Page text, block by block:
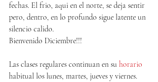
fechas. El frio, aqui en el norte, se deja sentir
pero, dentro, en lo profundo sigue latente un
silencio calido.
Bienvenido Diciembre!!!
Las clases regulares continuan en su horario
habitual los lunes, martes, jueves y viernes.